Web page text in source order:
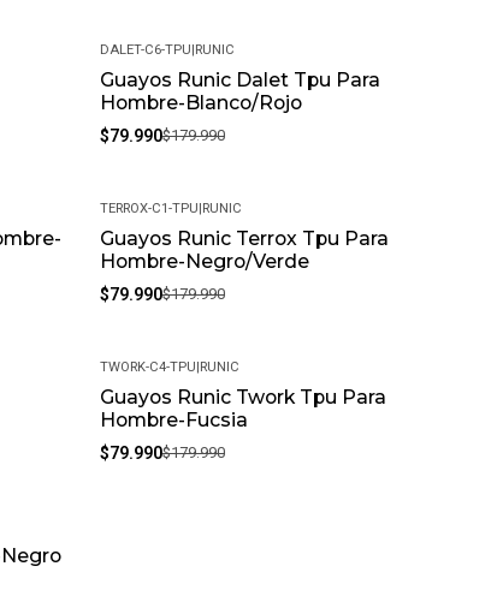
-56%
DALET-C6-TPU|RUNIC
Guayos Runic Dalet Tpu Para
Hombre-Blanco/Rojo
$79.990$179.990
-56%
TERROX-C1-TPU|RUNIC
Guayos Runic Terrox Tpu Para
Hombre-Negro/Verde
$79.990$179.990
-56%
TWORK-C4-TPU|RUNIC
Guayos Runic Twork Tpu Para
Hombre-Fucsia
$79.990$179.990